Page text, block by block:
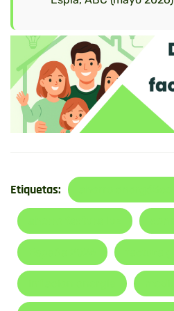
Etiquetas: